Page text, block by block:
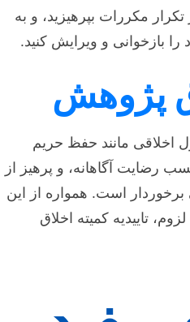
تکرار مکررات بپرهیزید، و به
بازخوانی و ویرایش کنید.
پژوهش
اخلاقی مانند حفظ حریم
آگاهانه، و پرهیز از
است. همواره از این
تاییدیه کمیته اخلاق